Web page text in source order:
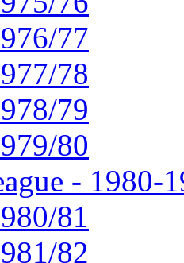
77
78
79
80
- 1980-
81
82